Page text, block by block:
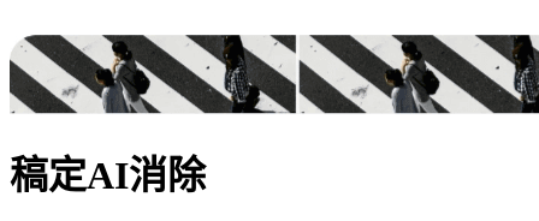
稿定AI消除